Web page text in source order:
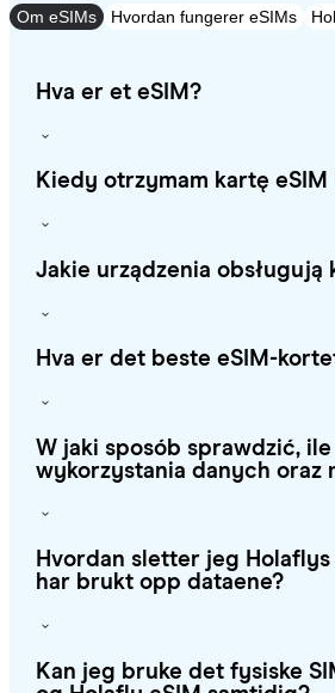
Om eSIMs Hvordan fungerer eSIMs
Hva er et eSIM?
Kiedy otrzymam kartę eSIM
Jakie urządzenia obsługują
Hva er det beste eSIM-
W jaki sposób sprawdzić, ile
wykorzystania danych oraz
Hvordan sletter jeg Holaflys
har brukt opp dataene?
Kan jeg bruke det fysiske